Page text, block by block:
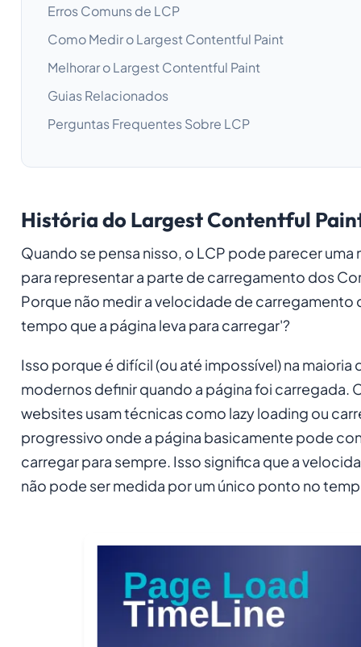
Erros Comuns de LCP
Como Medir o Largest Contentful Paint
Melhorar o Largest Contentful Paint
Guias Relacionados
Perguntas Frequentes Sobre LCP
História do Largest Contentful
Quando se pensa nisso, o LCP pode parecer uma
para representar a parte de carregamento dos
Porque não medir a velocidade de carregamento
tempo que a página leva para carregar'?
Isso porque é difícil (ou até impossível) na maioria
modernos definir quando a página foi carregada.
websites usam técnicas como lazy loading ou
progressivo onde a página basicamente pode
carregar para sempre. Isso significa que a
não pode ser medida por um único ponto no